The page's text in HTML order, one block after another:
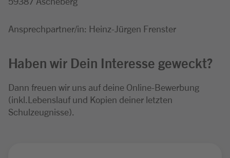
Ansprechpartner/in: Heinz-Jürgen Frenster
Haben wir Dein Interesse geweckt?
Dann freuen wir uns auf deine Online-Bewerbung
(inkl.Lebenslauf und Kopien deiner letzten
Schulzeugnisse).